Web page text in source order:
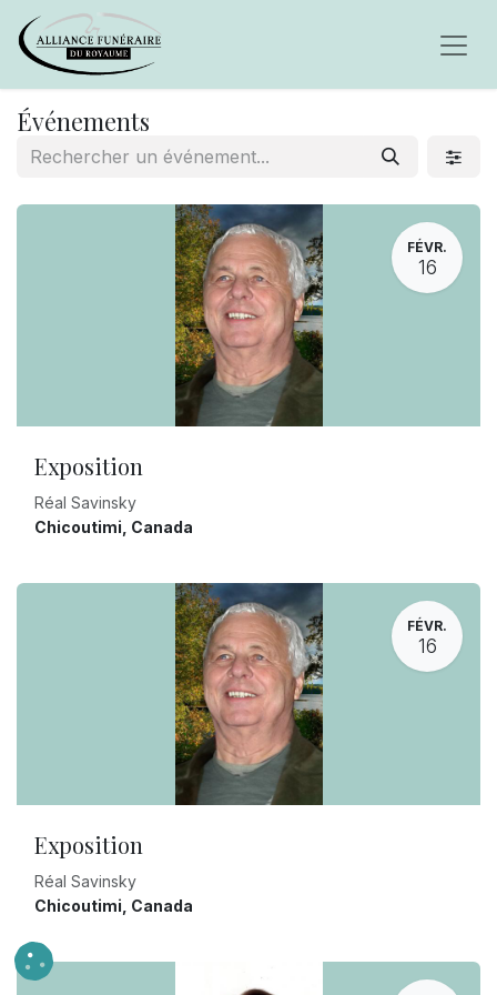
Événements
FÉVR.
16
Exposition
Réal Savinsky
Chicoutimi Canada
FÉVR.
16
Exposition
Réal Savinsky
Chicoutimi Canada